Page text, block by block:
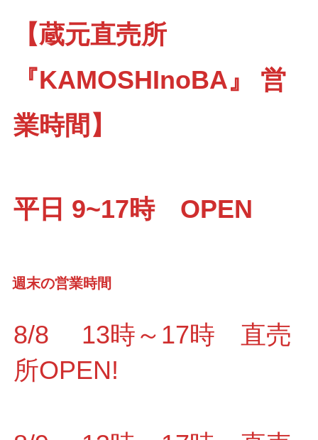
【蔵元直売所
『KAMOSHInoBA』 営
業時間】
平日 9~17時 OPEN
週末の営業時間
8/8 13時～17時 直売
所OPEN!